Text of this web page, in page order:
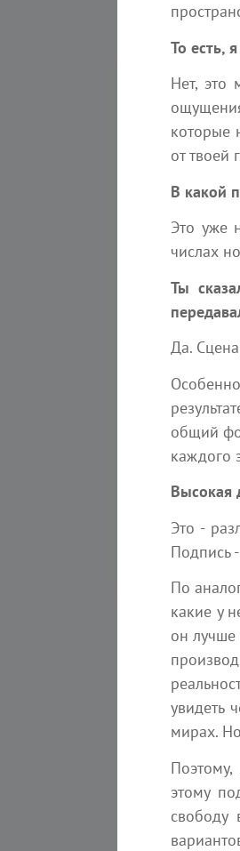
12
одной
То есть,
Нет, это
которые
от твоей
В какой
Это уже
числах
Ты
Да.
общий
каждого
Высокая
Это -
Подпись
По
какие у
он лучше
увидеть
мирах.
этому